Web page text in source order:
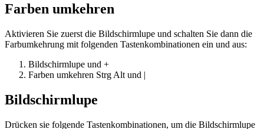
Farben umkehren
Aktivieren Sie zuerst die Bildschirmlupe und schalten Sie dann die
Farbumkehrung mit folgenden Tastenkombinationen ein und aus:
Bildschirmlupe und +
Farben umkehren Strg Alt und |
Bildschirmlupe
Drücken sie folgende Tastenkombinationen, um die Bildschirmlupe